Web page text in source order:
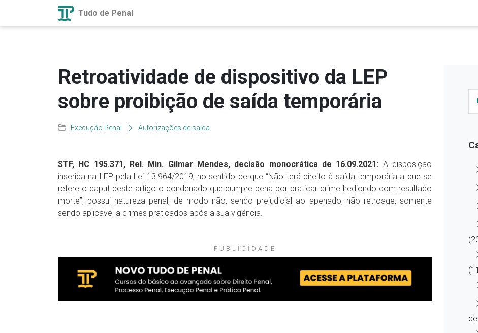
Tudo de Penal
Retroatividade de dispositivo da LEP
sobre proibição de saída temporária
Execução Penal Autorizações de saída
STF, HC 195.371, Rel. Min. Gilmar Mendes, decisão monocrática de 16.09.2021: A disposição
inserida na LEP pela Lei 13.964/2019, no sentido de que “Não terá direito à saída temporária a que se
refere o caput deste artigo o condenado que cumpre pena por praticar crime hediondo com resultado
morte”, possui natureza penal, de modo não, sendo prejudicial ao apenado, não retroage, somente
sendo aplicável a crimes praticados após a sua vigência.
PUBLICIDADE